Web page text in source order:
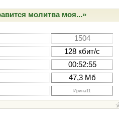
молитва моя...»
1504
128 кбит/с
00:52:55
47,3 Мб
Ирина11